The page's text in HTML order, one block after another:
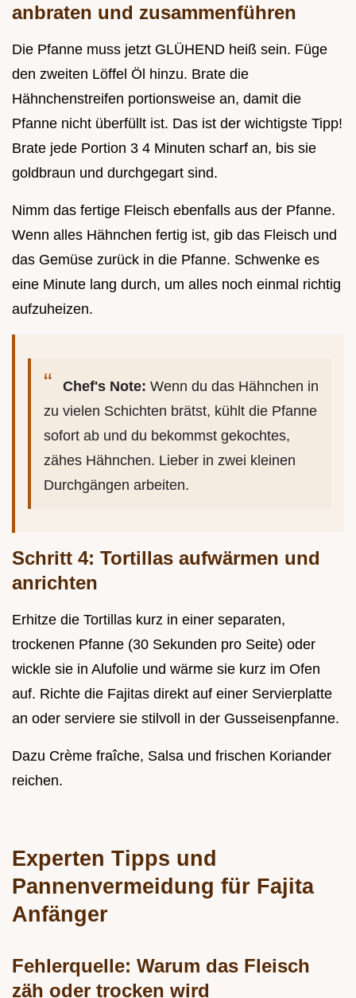
anbraten und zusammenführen
Die Pfanne muss jetzt GLÜHEND heiß sein. Füge
den zweiten Löffel Öl hinzu. Brate die
Hähnchenstreifen portionsweise an, damit die
Pfanne nicht überfüllt ist. Das ist der wichtigste Tipp!
Brate jede Portion 3 4 Minuten scharf an, bis sie
goldbraun und durchgegart sind.
Nimm das fertige Fleisch ebenfalls aus der Pfanne.
Wenn alles Hähnchen fertig ist, gib das Fleisch und
das Gemüse zurück in die Pfanne. Schwenke es
eine Minute lang durch, um alles noch einmal richtig
aufzuheizen.
Chef's Note: Wenn du das Hähnchen in
zu vielen Schichten brätst, kühlt die Pfanne
sofort ab und du bekommst gekochtes,
zähes Hähnchen. Lieber in zwei kleinen
Durchgängen arbeiten.
Schritt 4: Tortillas aufwärmen und
anrichten
Erhitze die Tortillas kurz in einer separaten,
trockenen Pfanne (30 Sekunden pro Seite) oder
wickle sie in Alufolie und wärme sie kurz im Ofen
auf. Richte die Fajitas direkt auf einer Servierplatte
an oder serviere sie stilvoll in der Gusseisenpfanne.
Dazu Crème fraîche, Salsa und frischen Koriander
reichen.
Experten Tipps und
Pannenvermeidung für Fajita
Anfänger
Fehlerquelle: Warum das Fleisch
zäh oder trocken wird